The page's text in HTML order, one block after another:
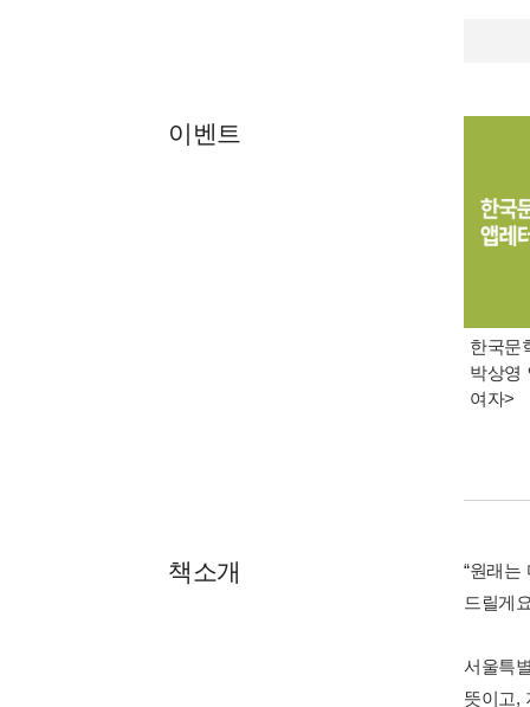
이벤트
한국문
박상영
여자>
책소개
“원래는
드릴게
서울특
뜻이고,